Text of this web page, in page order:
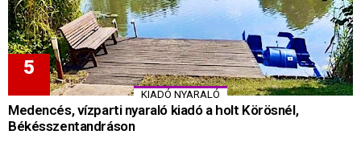
KIADÓ NYARALÓ
Medencés, vízparti nyaraló kiadó a holt Körösnél,
Békésszentandráson